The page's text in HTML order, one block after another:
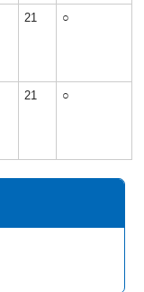
21 ○
21 ○